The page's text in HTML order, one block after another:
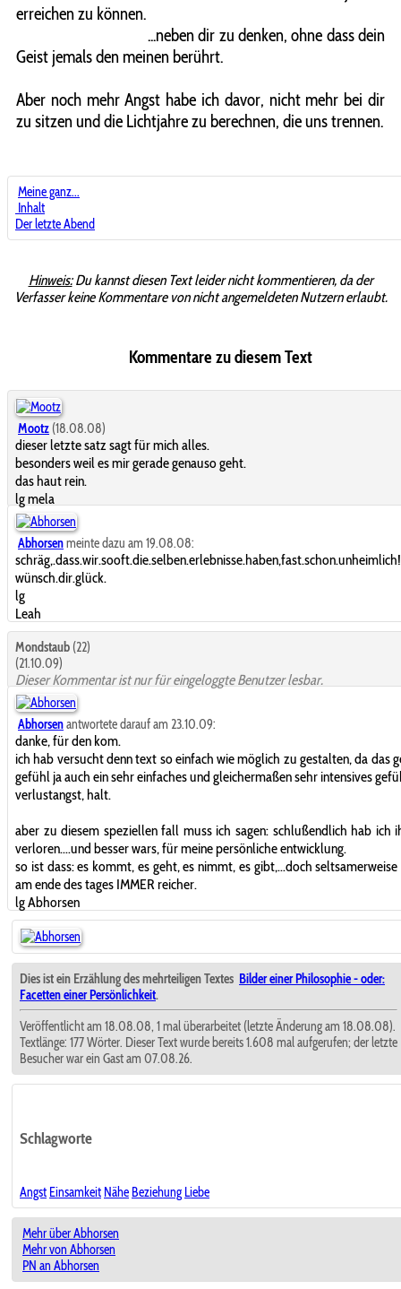
erreichen zu können.
...neben dir zu denken, ohne dass dein
Geist jemals den meinen berührt.
Aber noch mehr Angst habe ich davor, nicht mehr bei dir
zu sitzen und die Lichtjahre zu berechnen, die uns trennen.
Meine ganz...
Inhalt
Der letzte Abend
Hinweis:Du kannst diesen Text leider nicht kommentieren, da der
Verfasser keine Kommentare von nicht angemeldeten Nutzern erlaubt.
Kommentare zu diesem Text
Mootz (18.08.08)
dieser letzte satz sagt für mich alles.
besonders weil es mir gerade genauso geht.
das haut rein.
lg mela
Abhorsenmeinte dazu am 19.08.08:
schräg,.dass.wir.sooft.die.selben.erlebnisse.haben,fast.schon.unheimlich!
wünsch.dir.glück.
lg
Leah
Mondstaub (22)
(21.10.09)
Dieser Kommentar ist nur für eingeloggte Benutzer lesbar.
Abhorsenantwortete darauf am 23.10.09:
danke, für den kom.
ich hab versucht denn text so einfach wie möglich zu gestalten, da das
gefühl ja auch ein sehr einfaches und gleichermaßen sehr intensives
verlustangst, halt.
aber zu diesem speziellen fall muss ich sagen: schlußendlich hab ich
verloren....und besser wars, für meine persönliche entwicklung.
so ist dass: es kommt, es geht, es nimmt, es gibt,...doch
am ende des tages IMMER reicher.
lg Abhorsen
Dies ist ein Erzählung des mehrteiligen Textes Bilder einer Philosophie - oder:
Facetten einer Persönlichkeit.
Veröffentlicht am 18.08.08, 1 mal überarbeitet (letzte Änderung am 18.08.08).
Textlänge: 177 Wörter. Dieser Text wurde bereits 1.608 mal aufgerufen; der letzte
Besucher war ein Gast am 07.08.26.
Schlagworte
Angst Einsamkeit Nähe Beziehung Liebe
Mehr über Abhorsen
Mehr von Abhorsen
PN an Abhorsen